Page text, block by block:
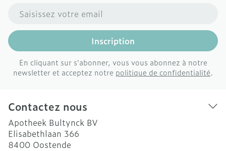
Adresse mail
Inscription
En cliquant sur s'abonner, vous vous abonnez à notre
newsletter et acceptez notre politique de confidentialité.
Contactez nous
Apotheek Bultynck BV
Elisabethlaan 366
8400 Oostende